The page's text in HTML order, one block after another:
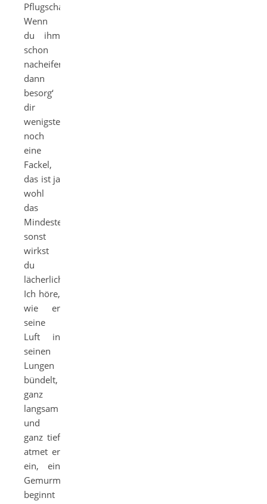
Pflugscharen.
Wenn
du ihm
schon
nacheiferst,
dann
besorg‘
dir
wenigstens
noch
eine
Fackel,
das ist ja
wohl
das
Mindeste,
sonst
wirkst
du
lächerlich“.
Ich höre,
wie er
seine
Luft in
seinen
Lungen
bündelt,
ganz
langsam
und
ganz tief
atmet er
ein, ein
Gemurmel
beginnt